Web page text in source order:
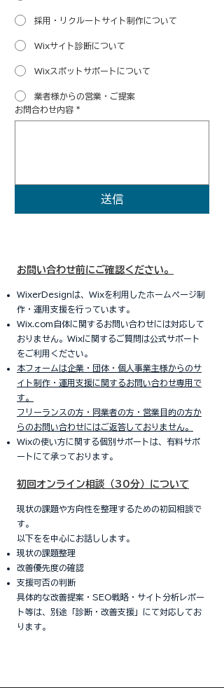
採用・リクルートサイト制作について
Wixサイト診断について
Wixスポットサポートについて
業者様からの営業・ご提案
お問合わせ内容 *
送信
お問い合わせ前にご確認ください。
WixerDesignは、Wixを利用したホームページ制
作・運用支援を行っています。
Wix.com自体に関するお問い合わせには対応して
おりません。Wixに関するご質問は公式サポート
をご利用ください。
本フォームは企業・団体・個人事業主様からのサ
イト制作・運用支援に関するお問い合わせ専用で
す。
フリーランスの方・同業者の方・営業目的の方か
らのお問い合わせにはご返答しておりません。
Wixの使い方に関する個別サポートは、有料サポ
ートにて承っております。
初回オンライン相談（30分）について
現状の課題や方向性を整理するための初回相談で
す。
以下をを中心にお話しします。
現状の課題整理
改善優先度の確認
支援可否の判断
具体的な改善提案・SEO戦略・サイト分析レポー
ト等は、別途「診断・改善支援」にて対応してお
ります。